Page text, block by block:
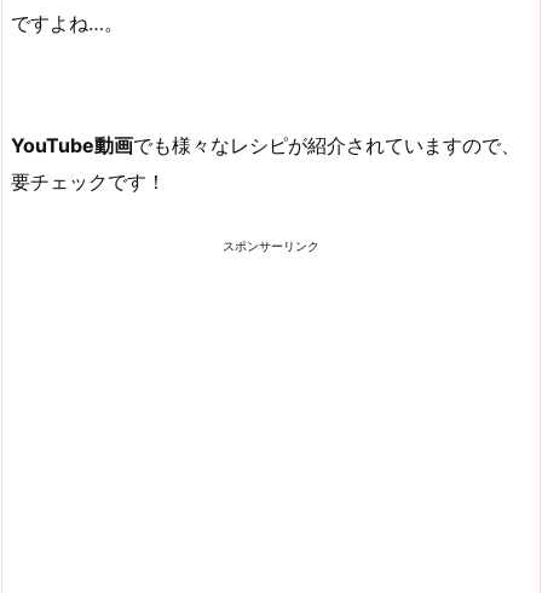
ですよね…。
YouTube動画でも様々なレシピが紹介されていますので、
要チェックです！
スポンサーリンク